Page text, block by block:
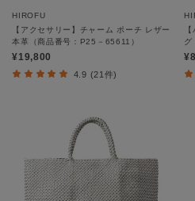
HIROFU
【アクセサリー】チャーム ポーチ レザー
本革（商品番号：P25－65611）
¥19,800
4.9 (21件)
グ